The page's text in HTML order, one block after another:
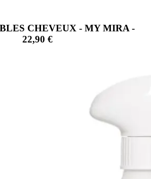
CHEVEUX - MY MIRA -
22,90 €